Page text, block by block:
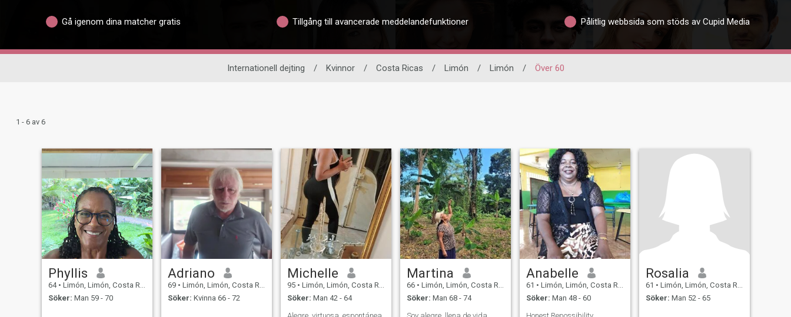
Gå igenom dina matcher gratis Tillgång till avancerade meddelandefunktioner Pålitlig webbsida som stöds av Cupid Media
Internationell dejting / Kvinnor / Costa Ricas / Limón / Limón / Över 60
1 - 6 av 6
Phyllis
64 • Limón, Limón, Costa Rica
Söker: Man 59 - 70
Adriano
69 • Limón, Limón, Costa Rica
Söker: Kvinna 66 - 72
Michelle
95 • Limón, Limón, Costa Rica
Söker: Man 42 - 64
Martina
66 • Limón, Limón, Costa Rica
Söker: Man 68 - 74
Anabelle
61 • Limón, Limón, Costa Rica
Söker: Man 48 - 60
Rosalia
61 • Limón, Limón, Costa Rica
Söker: Man 52 - 65